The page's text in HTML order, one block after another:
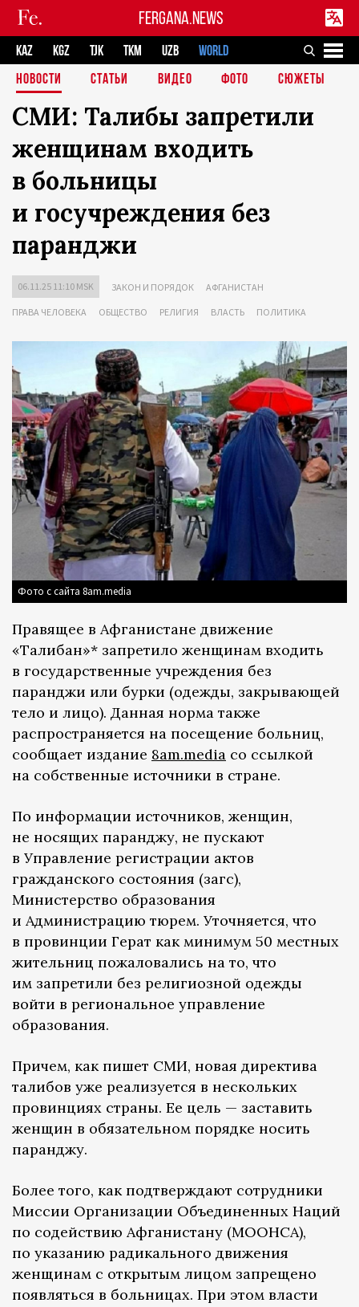
FERGANA.NEWS
KAZ KGZ TJK TKM UZB
WORLD
НОВОСТИ
СТАТЬИ ВИДЕО ФОТО СЮЖЕТЫ
СМИ: Талибы запретили
женщинам входить
в больницы
и госучреждения без
паранджи
06.11.25 11:10 MSK ЗАКОН И ПОРЯДОК АФГАНИСТАН
ПРАВА ЧЕЛОВЕКА ОБЩЕСТВО РЕЛИГИЯ ВЛАСТЬ ПОЛИТИКА
Фото с сайта 8am.media
Правящее в Афганистане движение
«Талибан»* запретило женщинам входить
в государственные учреждения без
паранджи или бурки (одежды, закрывающей
тело и лицо). Данная норма также
распространяется на посещение больниц,
сообщает издание 8am.media со ссылкой
на собственные источники в стране.
По информации источников, женщин,
не носящих паранджу, не пускают
в Управление регистрации актов
гражданского состояния (загс),
Министерство образования
и Администрацию тюрем. Уточняется, что
в провинции Герат как минимум 50 местных
жительниц пожаловались на то, что
им запретили без религиозной одежды
войти в региональное управление
образования.
Причем, как пишет СМИ, новая директива
талибов уже реализуется в нескольких
провинциях страны. Ее цель — заставить
женщин в обязательном порядке носить
паранджу.
Более того, как подтверждают сотрудники
Миссии Организации Объединенных Наций
по содействию Афганистану (МООНСА),
по указанию радикального движения
женщинам с открытым лицом запрещено
появляться в больницах. При этом власти